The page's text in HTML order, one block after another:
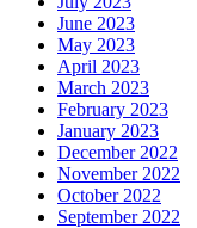
June 2023
May 2023
April 2023
March 2023
February 2023
January 2023
December 2022
November 2022
October 2022
September 2022